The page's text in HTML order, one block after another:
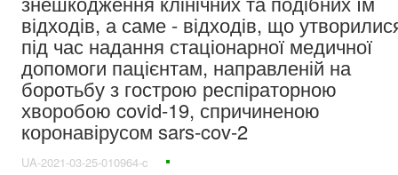
відходів, а саме - відходів, що
під час надання стаціонарної медичної
допомоги пацієнтам, направленій на
боротьбу з гострою респіраторною
хворобою covid-19, спричиненою
коронавірусом sars-cov-2
UA-2021-03-25-010964-c